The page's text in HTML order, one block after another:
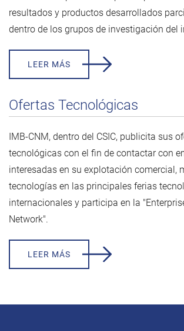
resultados y productos desarrollados
dentro de los grupos de investigación del
LEER MÁS
Ofertas Tecnológicas
IMB-CNM, dentro del CSIC, publicita sus
tecnológicas con el fin de contactar con
interesadas en su explotación comercial,
tecnologías en las principales ferias
internacionales y participa en la
Network".
LEER MÁS